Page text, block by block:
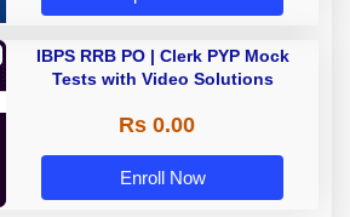
IBPS RRB PO | Clerk PYP Mock
Tests with Video Solutions
Rs 0.00
Enroll Now